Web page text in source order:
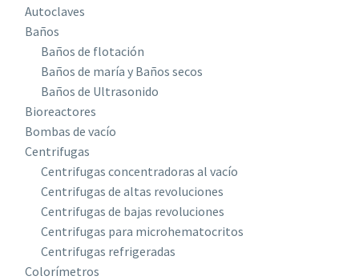
Autoclaves
Baños
Baños de flotación
Baños de maría y Baños secos
Baños de Ultrasonido
Bioreactores
Bombas de vacío
Centrifugas
Centrifugas concentradoras al vacío
Centrifugas de altas revoluciones
Centrifugas de bajas revoluciones
Centrifugas para microhematocritos
Centrifugas refrigeradas
Colorímetros